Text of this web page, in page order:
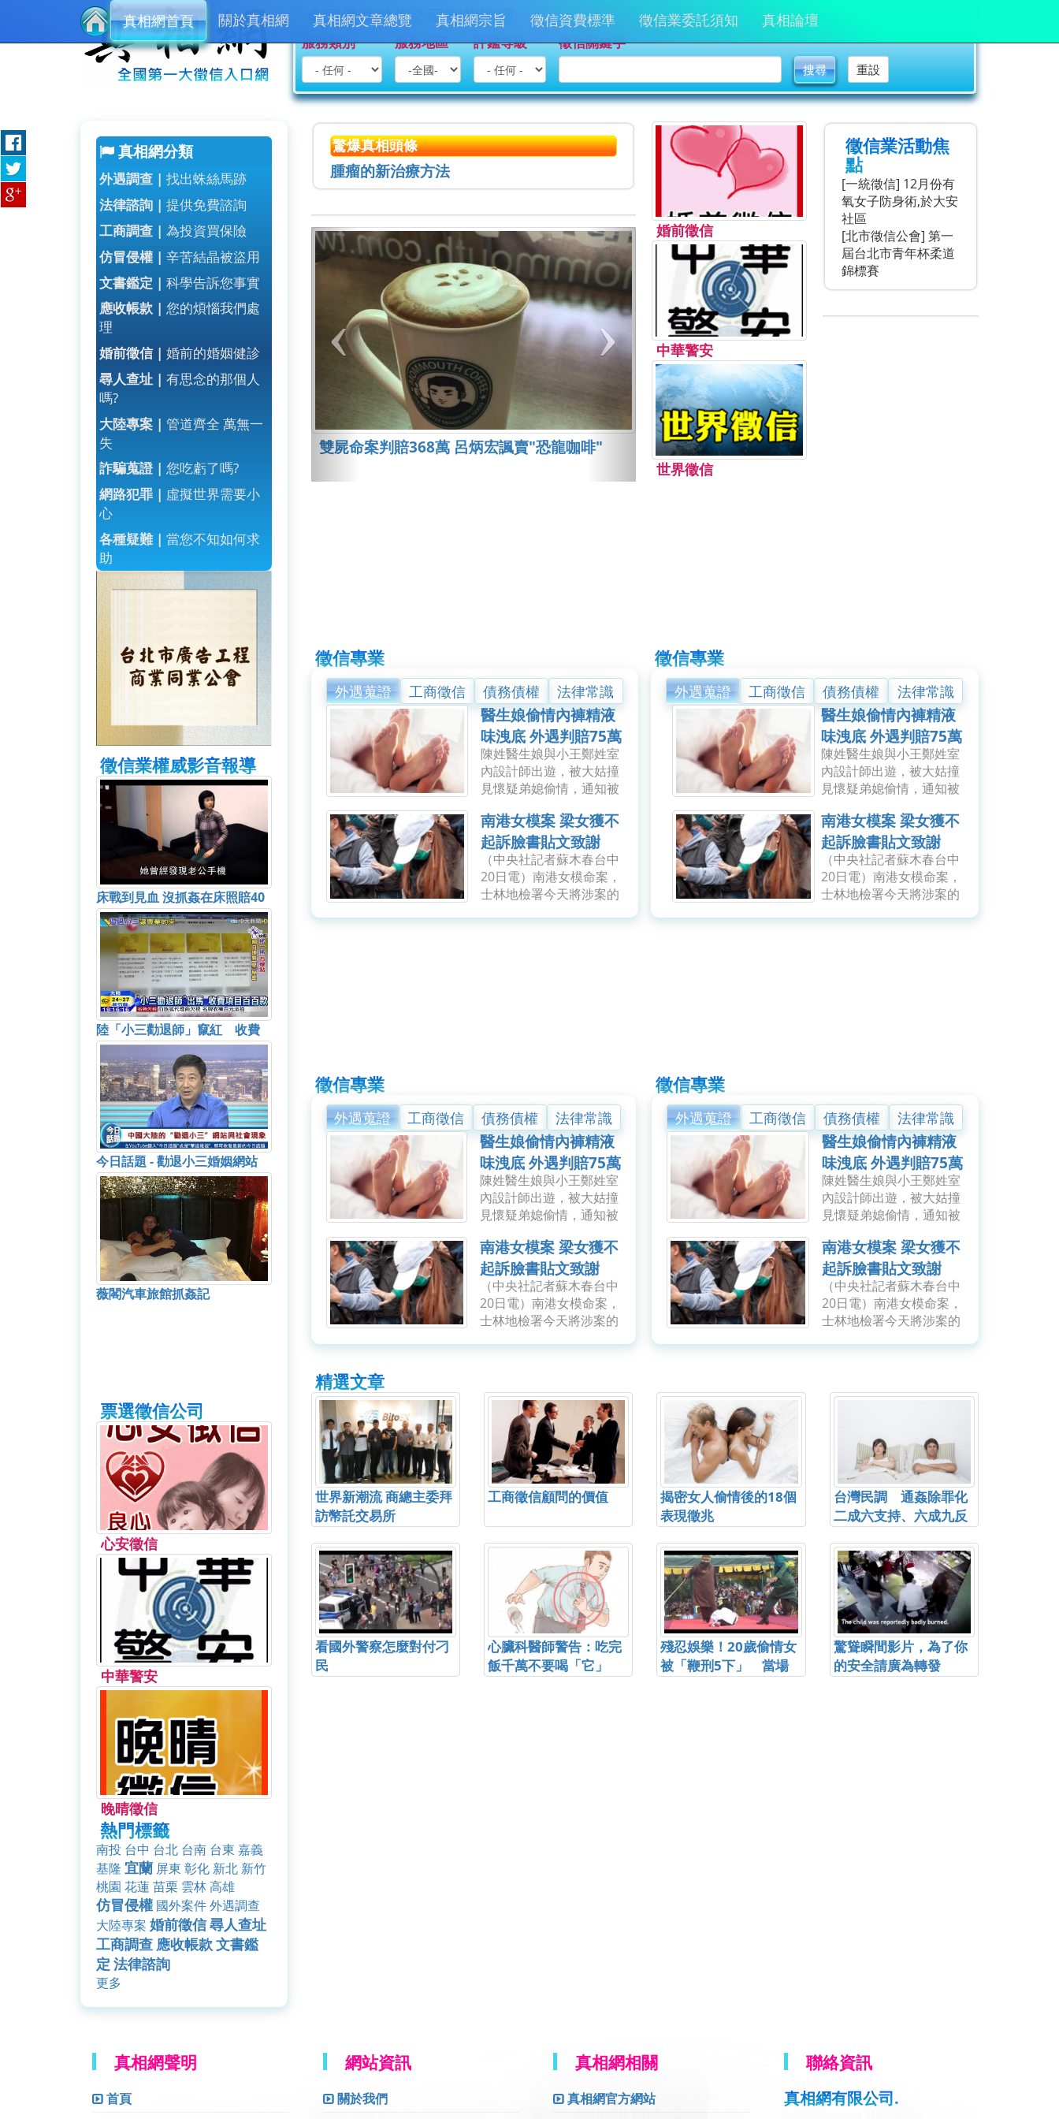
真相網首頁 關於真相網 真相網文章總覽 真相網宗旨 徵信資費標準 徵信業委託須知 真相論壇
全國優良徵信公司智能快搜
服務類別 服務地區 評鑑等級 徵信關鍵字
搜尋 重設
真相網分類
外遇調查 | 找出蛛絲馬跡
法律諮詢 |提供免費諮詢
工商調查 |為投資買保險
仿冒侵權 |辛苦結晶被盜用
文書鑑定 | 科學告訴您事實
應收帳款 | 您的煩惱我們處
理
婚前徵信 | 婚前的婚姻健診
尋人查址 |有思念的那個人
嗎?
大陸專案 |管道齊全 萬無一
失
詐騙蒐證 |您吃虧了嗎?
網路犯罪 | 虛擬世界需要小
心
各種疑難 |當您不知如何求
助
徵信業權威影音報導
床戰到見血 沒抓姦在床照賠40
萬
陸「小三勸退師」竄紅 收費
百萬照買單
今日話題 - 勸退小三婚姻網站
薇閣汽車旅館抓姦記
票選徵信公司
心安徵信
中華警安
晚晴徵信
熱門標籤
南投 台中 台北 台南 台東 嘉義
基隆 宜蘭 屏東 彰化 新北 新竹
桃園 花蓮苗栗 雲林高雄
仿冒侵權 國外案件外遇調查
大陸專案 婚前徵信尋人查址
工商調查 應收帳款文書鑑
定 法律諮詢
更多
驚爆真相頭條
腫瘤的新治療方法
雙屍命案判賠368萬 呂炳宏諷賣"恐龍咖啡"
婚前徵信
中華警安
世界徵信
徵信業活動焦
點
[一統徵信] 12月份有
氧女子防身術,於大安
社區
[北市徵信公會] 第一
屆台北市青年杯柔道
錦標賽
[北市徵信公會] 中華
徵信專業
外遇蒐證 工商徵信 債務債權 法律常識
醫生娘偷情內褲精液
味洩底 外遇判賠75萬
元
陳姓醫生娘與小王鄭姓室
內設計師出遊，被大姑撞
見懷疑弟媳偷情，通知被
妻隔天返家洗澡，聞到她
內褲有精液味，也查出
LINE有「跟我常高潮、好
幾便（遍）」鹹濕對
話，...
南港女模案 梁女獲不
起訴臉書貼文致謝
（中央社記者蘇木春台中
20日電）南港女模命案，
士林地檢署今天將涉案的
徵信專業
外遇蒐證 工商徵信 債務債權 法律常識
醫生娘偷情內褲精液
味洩底 外遇判賠75萬
元
陳姓醫生娘與小王鄭姓室
內設計師出遊，被大姑撞
見懷疑弟媳偷情，通知被
妻隔天返家洗澡，聞到她
內褲有精液味，也查出
LINE有「跟我常高潮、好
幾便（遍）」鹹濕對
話，...
南港女模案 梁女獲不
起訴臉書貼文致謝
（中央社記者蘇木春台中
20日電）南港女模命案，
士林地檢署今天將涉案的
徵信專業
外遇蒐證 工商徵信 債務債權 法律常識
醫生娘偷情內褲精液
味洩底 外遇判賠75萬
元
陳姓醫生娘與小王鄭姓室
內設計師出遊，被大姑撞
見懷疑弟媳偷情，通知被
妻隔天返家洗澡，聞到她
內褲有精液味，也查出
LINE有「跟我常高潮、好
幾便（遍）」鹹濕對
話，...
南港女模案 梁女獲不
起訴臉書貼文致謝
（中央社記者蘇木春台中
20日電）南港女模命案，
士林地檢署今天將涉案的
女今天中午在臉書發文致
謝「讓我相信世界還有希
望」。...
徵信專業
外遇蒐證 工商徵信 債務債權 法律常識
醫生娘偷情內褲精液
味洩底 外遇判賠75萬
元
陳姓醫生娘與小王鄭姓室
內設計師出遊，被大姑撞
見懷疑弟媳偷情，通知被
妻隔天返家洗澡，聞到她
內褲有精液味，也查出
LINE有「跟我常高潮、好
幾便（遍）」鹹濕對
話，...
南港女模案 梁女獲不
起訴臉書貼文致謝
（中央社記者蘇木春台中
20日電）南港女模命案，
士林地檢署今天將涉案的
女今天中午在臉書發文致
精選文章
世界新潮流 商總主委拜
訪幣託交易所
工商徵信顧問的價值
揭密女人偷情後的18個
表現徵兆
台灣民調 通姦除罪化
二成六支持、六成九反
看國外警察怎麼對付刁
民
心臟科醫師警告：吃完
飯千萬不要喝「它」
殘忍娛樂！20歲偷情女
被「鞭刑5下」 當場
驚聳瞬間影片，為了你
的安全請廣為轉發
真相網聲明
首頁
網站資訊
關於我們
真相網相關
真相網官方網站
聯絡資訊
真相網有限公司.